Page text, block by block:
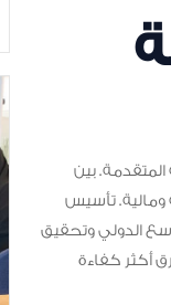
المتقدمة. بين
ومالية. تأسيس
الدولي وتحقيق
أكثر كفاءة